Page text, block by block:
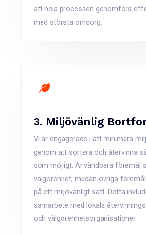
att hela processen genomförs
med största omsorg.
3. Miljövänlig
Vi är engagerade i att minimera
genom att sortera och återvinna
som möjligt. Användbara föremål
välgörenhet, medan övriga
på ett miljövänligt sätt. Detta
samarbete med lokala
och välgörenhetsorganisationer.